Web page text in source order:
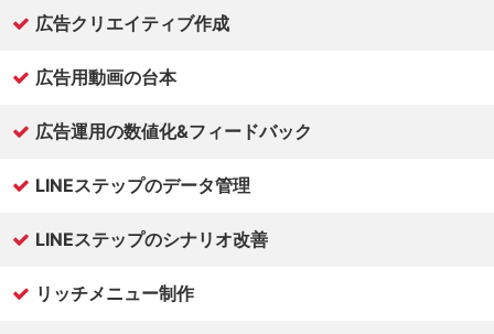
広告クリエイティブ作成
広告用動画の台本
広告運用の数値化&フィードバック
LINEステップのデータ管理
LINEステップのシナリオ改善
リッチメニュー制作